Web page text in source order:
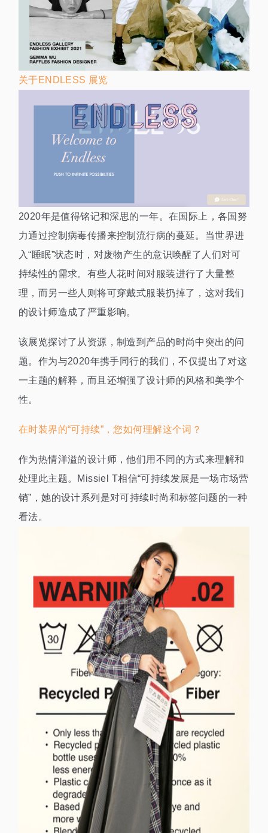
关于ENDLESS 展览
2020年是值得铭记和深思的一年。在国际上，各国努
力通过控制病毒传播来控制流行病的蔓延。当世界进
入“睡眠”状态时，对废物产生的意识唤醒了人们对可
持续性的需求。有些人花时间对服装进行了大量整
理，而另一些人则将可穿戴式服装扔掉了，这对我们
的设计师造成了严重影响。
该展览探讨了从资源，制造到产品的时尚中突出的问
题。作为与2020年携手同行的我们，不仅提出了对这
一主题的解释，而且还增强了设计师的风格和美学个
性。
在时装界的“可持续”，您如何理解这个词？
作为热情洋溢的设计师，他们用不同的方式来理解和
处理此主题。Missiel T相信“可持续发展是一场市场营
销”，她的设计系列是对可持续时尚和标签问题的一种
看法。